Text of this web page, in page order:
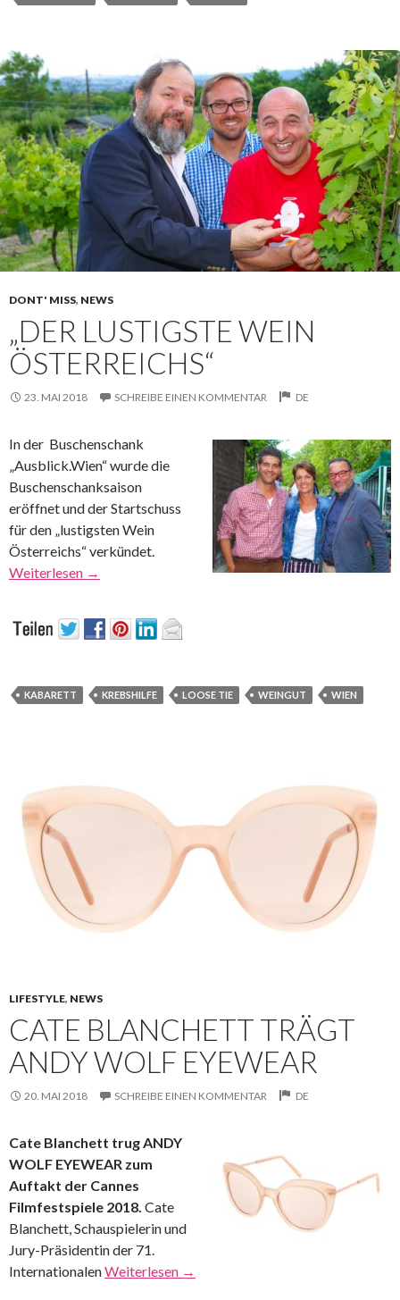
DONT' MISS, NEWS
„DER LUSTIGSTE WEIN
ÖSTERREICHS“
23. MAI 2018 SCHREIBE EINEN KOMMENTAR DE
In der Buschenschank
„Ausblick.Wien“ wurde die
Buschenschanksaison
eröffnet und der Startschuss
für den „lustigsten Wein
Österreichs“ verkündet.
Weiterlesen →
KABARETT KREBSHILFE LOOSE TIE WEINGUT WIEN
LIFESTYLE, NEWS
CATE BLANCHETT TRÄGT
ANDY WOLF EYEWEAR
20. MAI 2018 SCHREIBE EINEN KOMMENTAR DE
Cate Blanchett trug ANDY
WOLF EYEWEAR zum
Auftakt der Cannes
Filmfestspiele 2018. Cate
Blanchett, Schauspielerin und
Jury-Präsidentin der 71.
InternationalenWeiterlesen →